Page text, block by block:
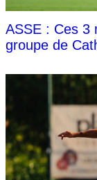
ASSE : Ces 3
groupe de